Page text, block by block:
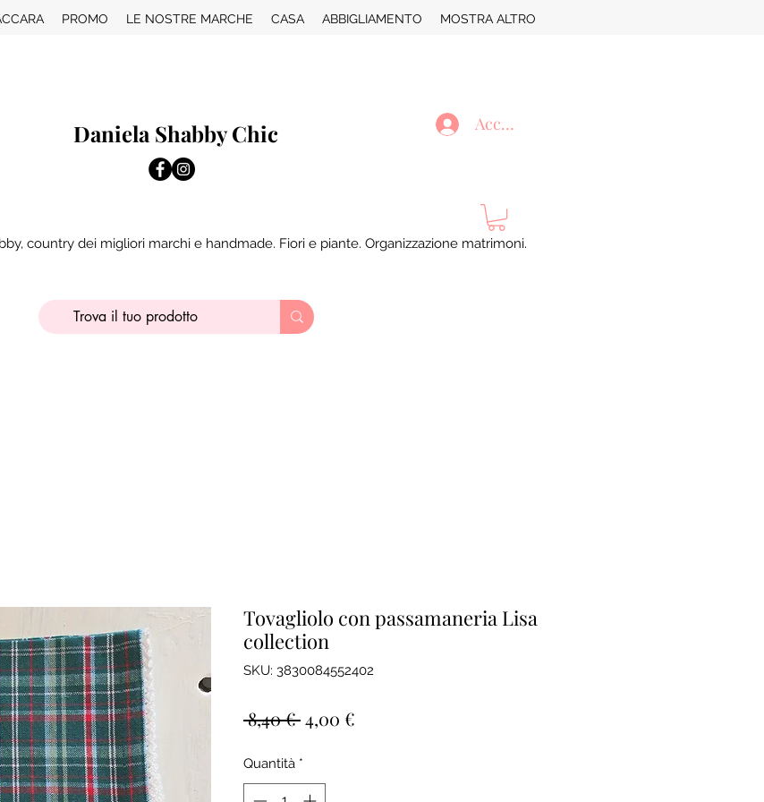
PROMO LE NOSTRE MARCHE CASA ABBIGLIAMENTO MOSTRA ALTRO
Daniela Shabby Chic Accedi
country dei migliori marchi e handmade. Fiori e piante. Organizzazione matrimoni.
Tovagliolo con passamaneria Lisa
collection
SKU: 3830084552402
8,40 € Prezzo
4,00 €
Quantità *